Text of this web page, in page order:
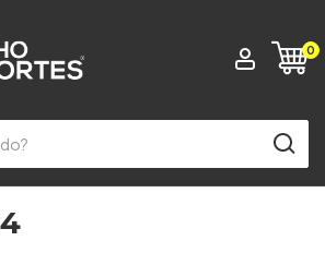
0